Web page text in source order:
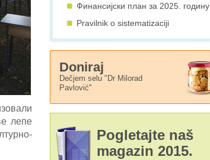
лепе
Финансијски план за 2025. годину
Pravilnik o sistematizaciji
Doniraj
Dečjem selu "Dr Milorad
Pavlović"
Pogletajte naš
magazin 2015.